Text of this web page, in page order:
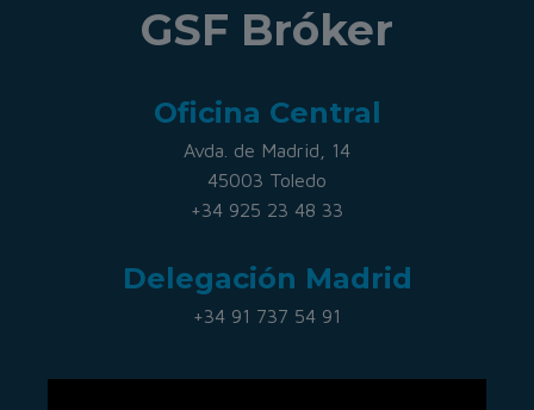
GSF Bróker
Oficina Central
Avda. de Madrid, 14
45003 Toledo
+34 925 23 48 33
Delegación Madrid
+34 91 737 54 91